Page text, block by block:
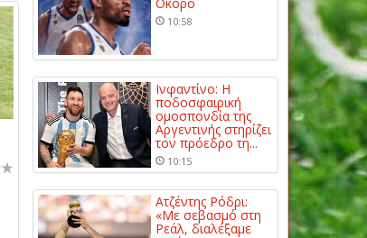
10:58
Ινφαντίνο: Η
ποδοσφαιρική
ομοσπονδία της
Αργεντινής στηρίζει
τον πρόεδρο τη...
10:15
Ατζέντης Ρόδρι:
«Με σεβασμό στη
Ρεάλ, διαλέξαμε